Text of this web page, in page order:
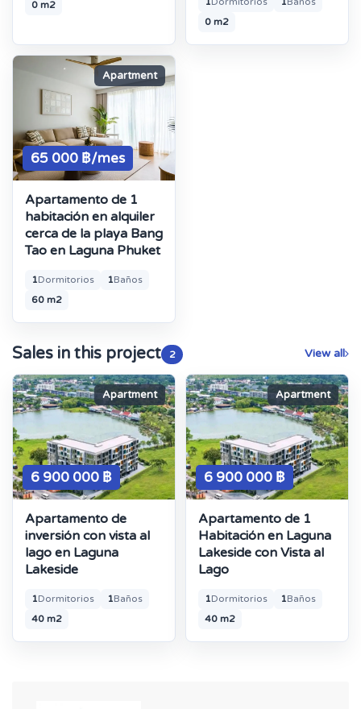
0 m2
0 m2
Apartment
65 000 ฿/mes
Apartamento de 1
habitación en alquiler
cerca de la playa Bang
Tao en Laguna Phuket
1Dormitorios 1Baños
60 m2
Sales in this project 2 View all
Apartment
6 900 000 ฿
Apartamento de
inversión con vista al
lago en Laguna
Lakeside
1Dormitorios 1Baños
40 m2
Apartment
6 900 000 ฿
Apartamento de 1
Habitación en Laguna
Lakeside con Vista al
Lago
1Dormitorios 1Baños
40 m2